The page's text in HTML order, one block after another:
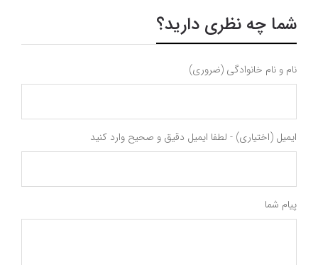
شما چه نظری دارید؟
نام و نام خانوادگی (ضروری)
ایمیل (اختیاری) - لطفا ایمیل دقیق و صحیح وارد کنید
پیام شما